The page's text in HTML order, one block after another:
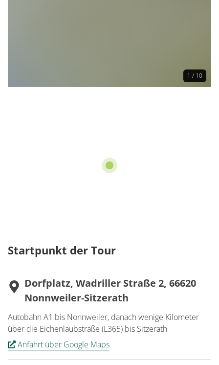
1 / 10
Startpunkt der Tour
Dorfplatz, Wadriller Straße 2, 66620
Nonnweiler-Sitzerath
Autobahn A1 bis Nonnweiler, danach wenige Kilometer
über die Eichenlaubstraße (L365) bis Sitzerath
Anfahrt über Google Maps